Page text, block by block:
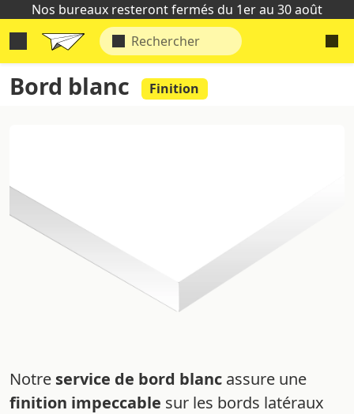
Nos bureaux resteront fermés du 1er au 30 août
Bord blanc Finition
Notre service de bord blanc assure une
finition impeccable sur les bords latéraux